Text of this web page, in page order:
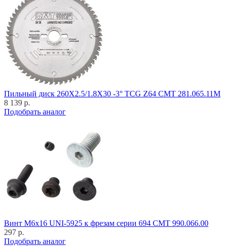
Пильный диск 260X2.5/1.8X30 -3° TCG Z64 CMT 281.065.11M
8 139 р.
Подобрать аналог
Винт M6x16 UNI-5925 к фрезам серии 694 CMT 990.066.00
297 р.
Подобрать аналог